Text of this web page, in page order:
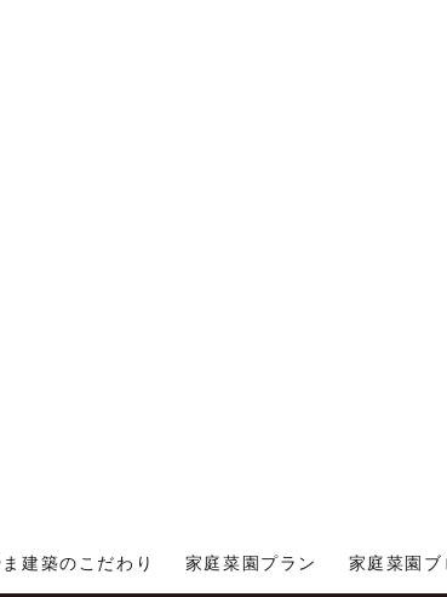
ま建築のこだわり 家庭菜園プラン 家庭菜園ブ